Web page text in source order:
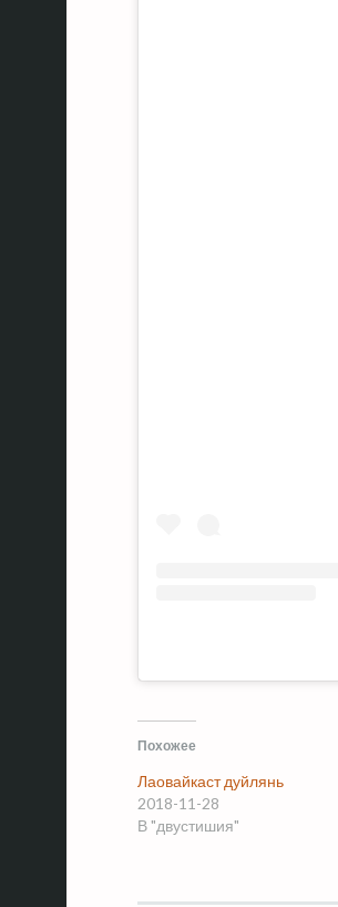
Похожее
Лаовайкаст дуйлянь
2018-11-28
В "двустишия"